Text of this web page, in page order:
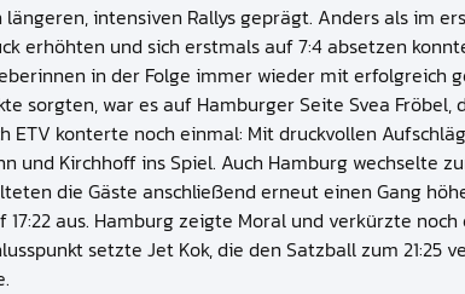
intensiven Rallys geprägt. Anders als im
erhöhten und sich erstmals auf 7:4 absetzen
in der Folge immer wieder mit erfolgreich
sorgten, war es auf Hamburger Seite Svea
ETV konterte noch einmal: Mit druckvollen
und Kirchhoff ins Spiel. Auch Hamburg wechselte
die Gäste anschließend erneut einen Gang
aus. Hamburg zeigte Moral und verkürzte noch
setzte Jet Kok, die den Satzball zum 21:25